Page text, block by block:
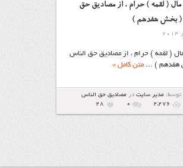
( لقمه ) حرام ، از مصادیق حق
( بخش هفدهم )
( لقمه ) حرام ، از مصادیق حق الناس
هفدهم ) ...متن کامل »
توسط: مدیر سایتدر مصاديق حق الناس
2,276
۰ 28